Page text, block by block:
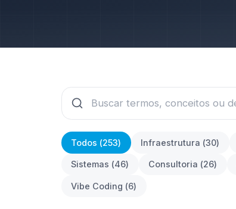
Todos (253) Infraestrutura (30)
Sistemas (46) Consultoria (26)
Vibe Coding (6)